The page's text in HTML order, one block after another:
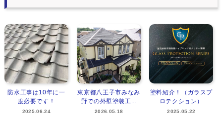
防水工事は10年に一
度必要です！
2025.06.24
東京都八王子市みなみ
野での外壁塗装工...
2026.05.18
塗料紹介！（ガラスプ
ロテクション）
2025.05.22